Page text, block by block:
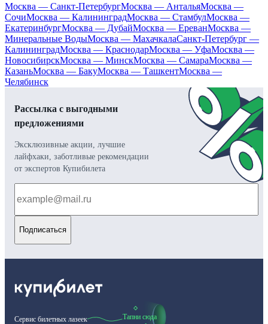
Москва — Санкт-ПетербургМосква — АнтальяМосква —
СочиМосква — КалининградМосква — СтамбулМосква —
ЕкатеринбургМосква — ДубайМосква — ЕреванМосква —
Минеральные ВодыМосква — МахачкалаСанкт-Петербург —
КалининградМосква — КраснодарМосква — УфаМосква —
НовосибирскМосква — МинскМосква — СамараМосква —
КазаньМосква — БакуМосква — ТашкентМосква —
Челябинск
Рассылка с выгодными
предложениями
Эксклюзивные акции, лучшие
лайфхаки, заботливые рекомендации
от экспертов Купибилета
Подписаться
Сервис билетных лазеек Тапни сюда